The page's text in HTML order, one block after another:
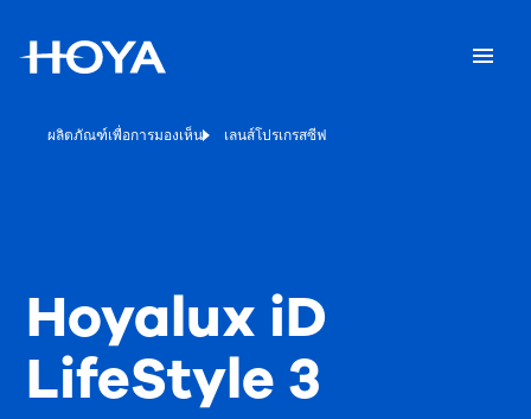
ผลิตภัณฑ์เพื่อการมองเห็น เลนส์โปรเกรสซีฟ
Hoyalux iD
LifeStyle 3